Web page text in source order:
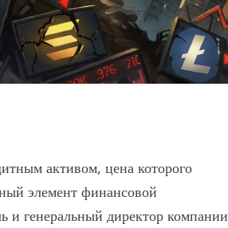
активом, цена которого
элемент финансовой
и генеральный директор компании